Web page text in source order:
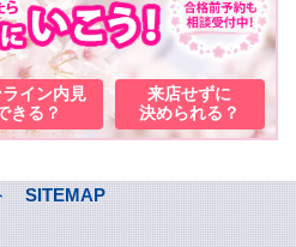
イン内見
きる？
来店せずに
決められる？
SITEMAP